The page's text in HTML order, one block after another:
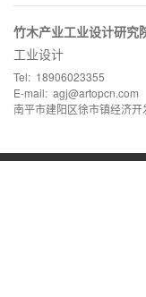
竹木产业工业设计研究
工业设计
Tel: 18906023355
E-mail: agj@artopcn.com
南平市建阳区徐市镇经济